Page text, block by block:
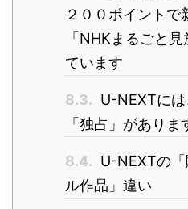
２００ポイントで
「NHKまるごと
ています
8.3. U-NEXTには
「独占」がありま
8.4. U-NEXTの
ル作品」違い